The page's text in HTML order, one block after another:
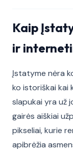
Kaip
ir
Įstatyme nėra
ko istoriškai kai
slapukai yra už
gairės aiškiai
pikseliai, kurie
apibrėžia